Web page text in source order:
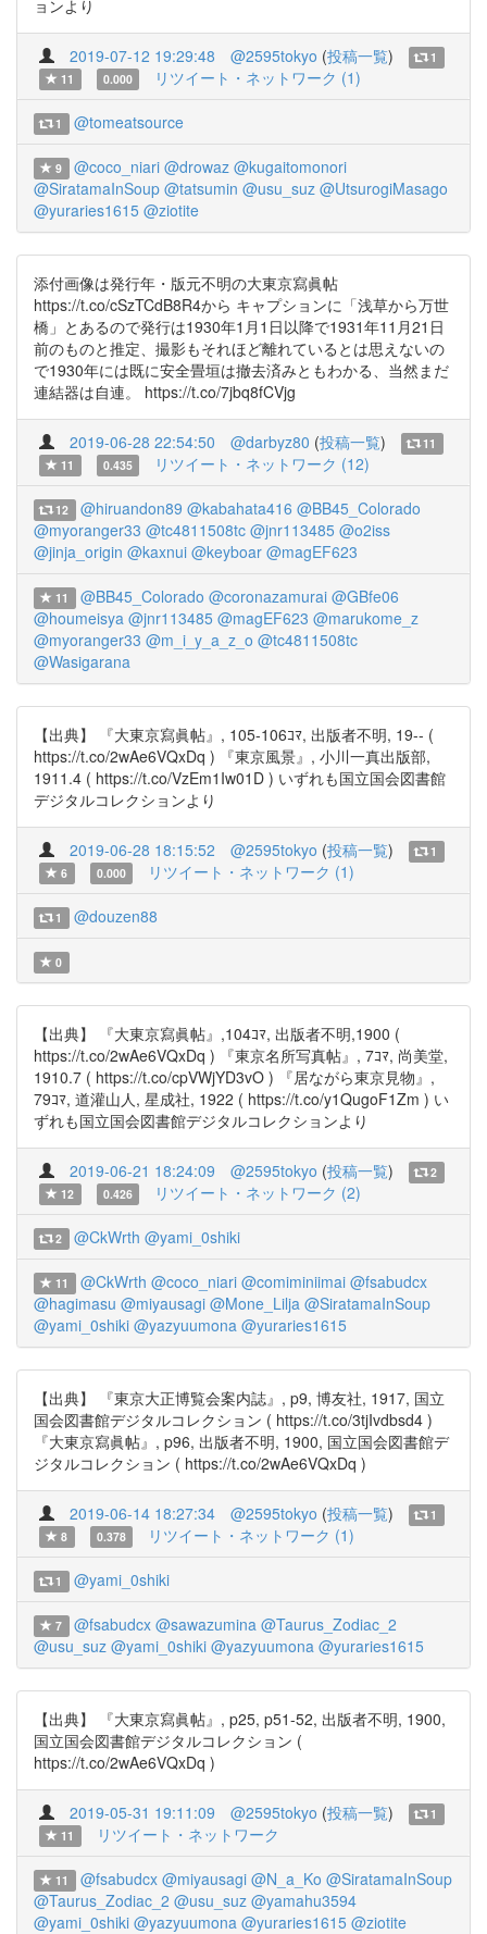
ョンより
2019-07-12 19:29:48 @2595tokyo (投稿一覧)
1
11
0.000 リツイート・ネットワーク (1)
1 @tomeatsource
9 @coco_niari @drowaz @kugaitomonori
@SiratamaInSoup @tatsumin @usu_suz @UtsurogiMasago
@yuraries1615 @ziotite
添付画像は発行年・版元不明の大東京寫眞帖
https://t.co/cSzTCdB8R4から キャプションに「浅草から万世
橋」とあるので発行は1930年1月1日以降で1931年11月21日
前のものと推定、撮影もそれほど離れているとは思えないの
で1930年には既に安全畳垣は撤去済みともわかる、当然まだ
連結器は自連。 https://t.co/7jbq8fCVjg
2019-06-28 22:54:50 @darbyz80 (投稿一覧)
11
11
0.435 リツイート・ネットワーク (12)
12 @hiruandon89 @kabahata416 @BB45_Colorado
@myoranger33 @tc4811508tc @jnr113485 @o2iss
@jinja_origin @kaxnui @keyboar @magEF623
11 @BB45_Colorado @coronazamurai @GBfe06
@houmeisya @jnr113485 @magEF623 @marukome_z
@myoranger33 @m_i_y_a_z_o @tc4811508tc
@Wasigarana
【出典】 『大東京寫眞帖』, 105-106ｺﾏ, 出版者不明, 19-- (
https://t.co/2wAe6VQxDq ) 『東京風景』, 小川一真出版部,
1911.4 ( https://t.co/VzEm1Iw01D ) いずれも国立国会図書館
デジタルコレクションより
2019-06-28 18:15:52 @2595tokyo (投稿一覧)
1
6
0.000 リツイート・ネットワーク (1)
1 @douzen88
0
【出典】 『大東京寫眞帖』,104ｺﾏ, 出版者不明,1900 (
https://t.co/2wAe6VQxDq ) 『東京名所写真帖』, 7ｺﾏ, 尚美堂,
1910.7 ( https://t.co/cpVWjYD3vO ) 『居ながら東京見物』,
79ｺﾏ, 道灌山人, 星成社, 1922 ( https://t.co/y1QugoF1Zm ) い
ずれも国立国会図書館デジタルコレクションより
2019-06-21 18:24:09 @2595tokyo (投稿一覧)
2
12
0.426 リツイート・ネットワーク (2)
2 @CkWrth @yami_0shiki
11 @CkWrth @coco_niari @comiminiimai @fsabudcx
@hagimasu @miyausagi @Mone_Lilja @SiratamaInSoup
@yami_0shiki @yazyuumona @yuraries1615
【出典】 『東京大正博覧会案内誌』, p9, 博友社, 1917, 国立
国会図書館デジタルコレクション ( https://t.co/3tjIvdbsd4 )
『大東京寫眞帖』, p96, 出版者不明, 1900, 国立国会図書館デ
ジタルコレクション ( https://t.co/2wAe6VQxDq )
2019-06-14 18:27:34 @2595tokyo (投稿一覧)
1
8
0.378 リツイート・ネットワーク (1)
1 @yami_0shiki
7 @fsabudcx @sawazumina @Taurus_Zodiac_2
@usu_suz @yami_0shiki @yazyuumona @yuraries1615
【出典】 『大東京寫眞帖』, p25, p51-52, 出版者不明, 1900,
国立国会図書館デジタルコレクション (
https://t.co/2wAe6VQxDq )
2019-05-31 19:11:09 @2595tokyo (投稿一覧)
1
11
リツイート・ネットワーク
11 @fsabudcx @miyausagi @N_a_Ko @SiratamaInSoup
@Taurus_Zodiac_2 @usu_suz @yamahu3594
@yami_0shiki @yazyuumona @yuraries1615 @ziotite